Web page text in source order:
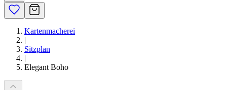
Kartenmacherei
|
Sitzplan
|
Elegant Boho